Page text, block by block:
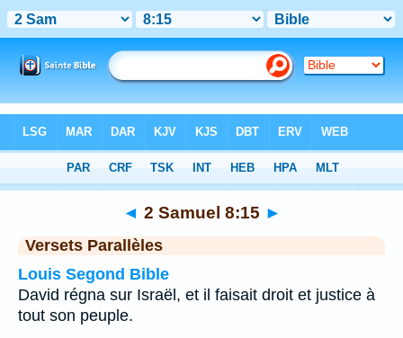
Chapitre 8> Verset 15
◄ 2 Samuel 8:15 ►
Versets Parallèles
Louis Segond Bible
David régna sur Israël, et il faisait droit et justice à
tout son peuple.